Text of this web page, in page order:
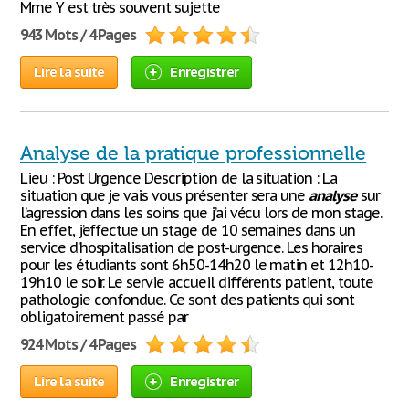
Mme Y est très souvent sujette
943 Mots / 4 Pages
Lire la suite Enregistrer
Analyse de la pratique professionnelle
Lieu : Post Urgence Description de la situation : La
situation que je vais vous présenter sera une analysesur
l’agression dans les soins que j’ai vécu lors de mon stage.
En effet, j’effectue un stage de 10 semaines dans un
service d’hospitalisation de post-urgence. Les horaires
pour les étudiants sont 6h50-14h20 le matin et 12h10-
19h10 le soir. Le servie accueil différents patient, toute
pathologie confondue. Ce sont des patients qui sont
obligatoirement passé par
924 Mots / 4 Pages
Lire la suite Enregistrer